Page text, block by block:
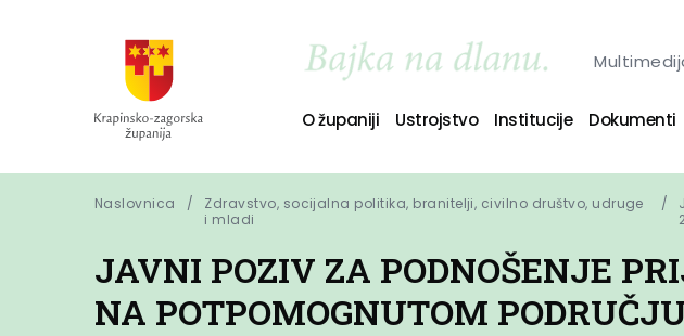
O županiji Ustrojstvo Institucije Dokumenti
Naslovnica
Zdravstvo, socijalna politika, branitelji, civilno društvo, udruge
i mladi
JAVNI POZIV ZA PODNOŠENJE
NA POTPOMOGNUTOM